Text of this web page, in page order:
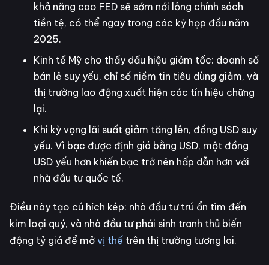
khả năng cao FED sẽ sớm nới lỏng chính sách
tiền tệ, có thể ngay trong các kỳ họp đầu năm
2025.
Kinh tế Mỹ cho thấy dấu hiệu giảm tốc: doanh số
bán lẻ suy yếu, chỉ số niềm tin tiêu dùng giảm, và
thị trường lao động xuất hiện các tín hiệu chững
lại.
Khi kỳ vọng lãi suất giảm tăng lên, đồng USD suy
yếu. Vì bạc được định giá bằng USD, một đồng
USD yếu hơn khiến bạc trở nên hấp dẫn hơn với
nhà đầu tư quốc tế.
Điều này tạo cú hích kép: nhà đầu tư trú ẩn tìm đến
kim loại quý, và nhà đầu tư phái sinh tranh thủ biến
động tỷ giá để mở vị thế trên thị trường tương lai.